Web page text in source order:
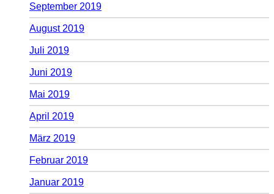
September 2019
August 2019
Juli 2019
Juni 2019
Mai 2019
April 2019
März 2019
Februar 2019
Januar 2019